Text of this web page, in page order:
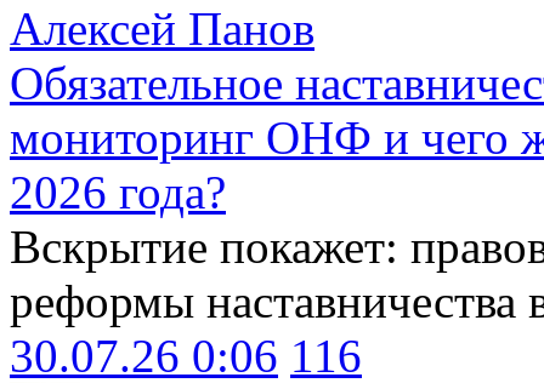
Алексей Панов
Обязательное
мониторинг ОНФ и чего
2026 года?
Вскрытие покажет:
реформы наставничества
30.07.26 0:06 116